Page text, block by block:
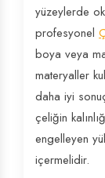
yüzeylerde
profesyonel
boya veya
materyaller
daha iyi
çeliğin
engelleyen
içermelidir.